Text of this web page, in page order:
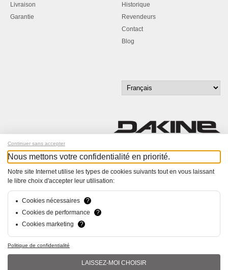
Livraison
Garantie
Historique
Revendeurs
Contact
Blog
Inscrivez-vous à notre newsletter !
Tous droits réservés - Informations non contractuelles
hsolutions.ch
Continuer sans accepter
Nous mettons votre confidentialité en priorité.
Notre site Internet utilise les types de cookies suivants tout en vous laissant
le libre choix d'accepter leur utilisation:
Cookies nécessaires
?
Cookies de performance
?
Cookies marketing
?
Politique de confidentialité
LAISSEZ-MOI CHOISIR